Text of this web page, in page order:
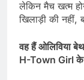
लेकिन मैच खत्म
खिलाड़ी की नहीं,
वह हैं ओलिविया
H-Town Girl के